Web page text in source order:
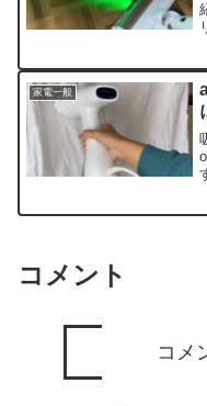
家電一般
コメント
コメ